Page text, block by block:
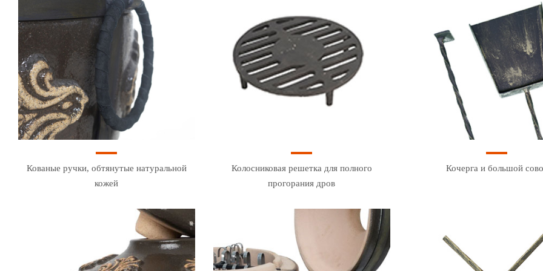
Кованые ручки, обтянутые натуральной
кожей
Колосниковая решетка для полного
прогорания дров
Кочерга и большой